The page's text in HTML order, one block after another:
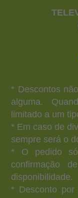
* Descontos
alguma.
limitado a um
* Em caso de
sempre será o
* O pedido
confirmação
disponibilidade.
* Desconto por